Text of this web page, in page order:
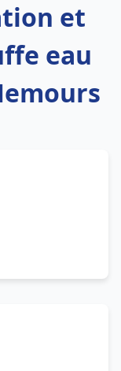
et
eau